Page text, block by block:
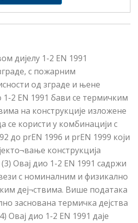
дијелу 1-2 EN 1991
с пожарним
од зграде и њене
1-2 EN 1991 бави се термичким
на конструкције изложене
се користи у комбинацији с
до prEN 1996 и prEN 1999 који
конструкција
Овај дио 1-2 EN 1991 садржи
с номиналним и физикално
деј¬ствима. Више података
заснована термичка дејства
Овај дио 1-2 EN 1991 даје